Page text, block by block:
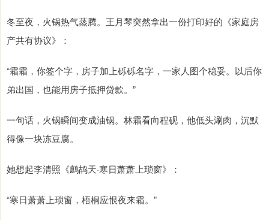
冬至夜，火锅热气蒸腾。王月琴突然拿出一份打印好的《家庭房
产共有协议》：
“霜霜，你签个字，房子加上砾砾名字，一家人图个稳妥。以后你
弟出国，也能用房子抵押贷款。”
一句话，火锅瞬间变成油锅。林霜看向程砚，他低头涮肉，沉默
得像一块冻豆腐。
她想起李清照《鹧鸪天·寒日萧萧上琐窗》：
“寒日萧萧上琐窗，梧桐应恨夜来霜。”